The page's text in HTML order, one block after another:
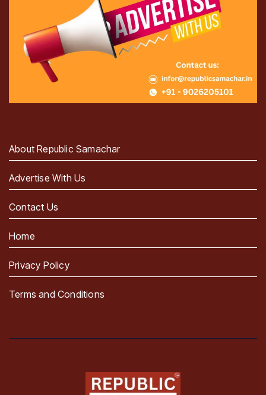
About Republic Samachar
Advertise With Us
Contact Us
Home
Privacy Policy
Terms and Conditions